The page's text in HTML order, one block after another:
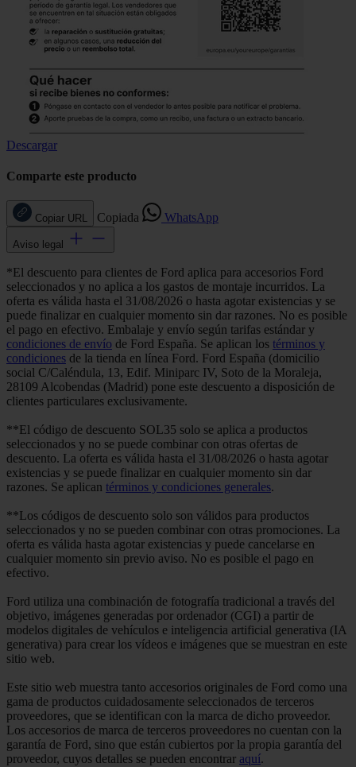
Descargar
Comparte este producto
Copiar URL Copiada WhatsApp
Aviso legal
*El descuento para clientes de Ford aplica para accesorios Ford
seleccionados y no aplica a los gastos de montaje incurridos. La
oferta es válida hasta el 31/08/2026 o hasta agotar existencias y se
puede finalizar en cualquier momento sin dar razones. No es posible
el pago en efectivo. Embalaje y envío según tarifas estándar y
condiciones de envío de Ford España. Se aplican los términos y
condiciones de la tienda en línea Ford. Ford España (domicilio
social C/Caléndula, 13, Edif. Miniparc IV, Soto de la Moraleja,
28109 Alcobendas (Madrid) pone este descuento a disposición de
clientes particulares exclusivamente.
**El código de descuento SOL35 solo se aplica a productos
seleccionados y no se puede combinar con otras ofertas de
descuento. La oferta es válida hasta el 31/08/2026 o hasta agotar
existencias y se puede finalizar en cualquier momento sin dar
razones. Se aplican términos y condiciones generales.
**Los códigos de descuento solo son válidos para productos
seleccionados y no se pueden combinar con otras promociones. La
oferta es válida hasta agotar existencias y puede cancelarse en
cualquier momento sin previo aviso. No es posible el pago en
efectivo.
Ford utiliza una combinación de fotografía tradicional a través del
objetivo, imágenes generadas por ordenador (CGI) a partir de
modelos digitales de vehículos e inteligencia artificial generativa (IA
generativa) para crear los vídeos e imágenes que se muestran en este
sitio web.
Este sitio web muestra tanto accesorios originales de Ford como una
gama de productos cuidadosamente seleccionados de terceros
proveedores, que se identifican con la marca de dicho proveedor.
Los accesorios de marca de terceros proveedores no cuentan con la
garantía de Ford, sino que están cubiertos por la propia garantía del
proveedor, cuyos detalles se pueden encontrar aquí.